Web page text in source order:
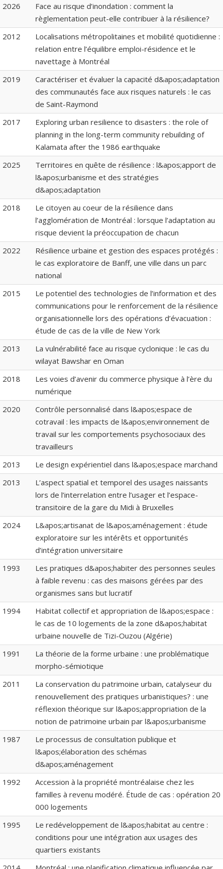
2026
Face au risque d’inondation : comment la
règlementation peut-elle contribuer à la résilience?
2012
Localisations métropolitaines et mobilité quotidienne :
relation entre l’équilibre emploi-résidence et le
navettage à Montréal
2019
Caractériser et évaluer la capacité d&apos;adaptation
des communautés face aux risques naturels : le cas
de Saint-Raymond
2017
Exploring urban resilience to disasters : the role of
planning in the long-term community rebuilding of
Kalamata after the 1986 earthquake
2025
Territoires en quête de résilience : l&apos;apport de
l&apos;urbanisme et des stratégies
d&apos;adaptation
2018
Le citoyen au coeur de la résilience dans
l’agglomération de Montréal : lorsque l’adaptation au
risque devient la préoccupation de chacun
2022
Résilience urbaine et gestion des espaces protégés :
le cas exploratoire de Banff, une ville dans un parc
national
2015
Le potentiel des technologies de l’information et des
communications pour le renforcement de la résilience
organisationnelle lors des opérations d’évacuation :
étude de cas de la ville de New York
2013
La vulnérabilité face au risque cyclonique : le cas du
wilayat Bawshar en Oman
2018
Les voies d’avenir du commerce physique à l’ère du
numérique
2020
Contrôle personnalisé dans l&apos;espace de
cotravail : les impacts de l&apos;environnement de
travail sur les comportements psychosociaux des
travailleurs
2013
Le design expérientiel dans l&apos;espace marchand
2013
L’aspect spatial et temporel des usages naissants
lors de l’interrelation entre l’usager et l’espace-
transitoire de la gare du Midi à Bruxelles
2024
L&apos;artisanat de l&apos;aménagement : étude
exploratoire sur les intérêts et opportunités
d’intégration universitaire
1993
Les pratiques d&apos;habiter des personnes seules
à faible revenu : cas des maisons gérées par des
organismes sans but lucratif
1994
Habitat collectif et appropriation de l&apos;espace :
le cas de 10 logements de la zone d&apos;habitat
urbaine nouvelle de Tizi-Ouzou (Algérie)
1991
La théorie de la forme urbaine : une problématique
morpho-sémiotique
2011
La conservation du patrimoine urbain, catalyseur du
renouvellement des pratiques urbanistiques? : une
réflexion théorique sur l&apos;appropriation de la
notion de patrimoine urbain par l&apos;urbanisme
1987
Le processus de consultation publique et
l&apos;élaboration des schémas
d&apos;aménagement
1992
Accession à la propriété montréalaise chez les
familles à revenu modéré. Étude de cas : opération 20
000 logements
1995
Le redéveloppement de l&apos;habitat au centre :
conditions pour une intégration aux usages des
quartiers existants